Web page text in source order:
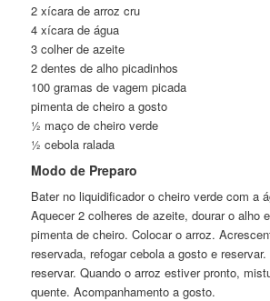
2 xícara de arroz cru
4 xícara de água
3 colher de azeite
2 dentes de alho picadinhos
100 gramas de vagem picada
pimenta de cheiro a gosto
½ maço de cheiro verde
½ cebola ralada
Modo de Preparo
Bater no liquidificador o cheiro verde com a
Aquecer 2 colheres de azeite, dourar o alho
pimenta de cheiro. Colocar o arroz.
reservada, refogar cebola a gosto e
reservar. Quando o arroz estiver pronto,
quente. Acompanhamento a gosto.